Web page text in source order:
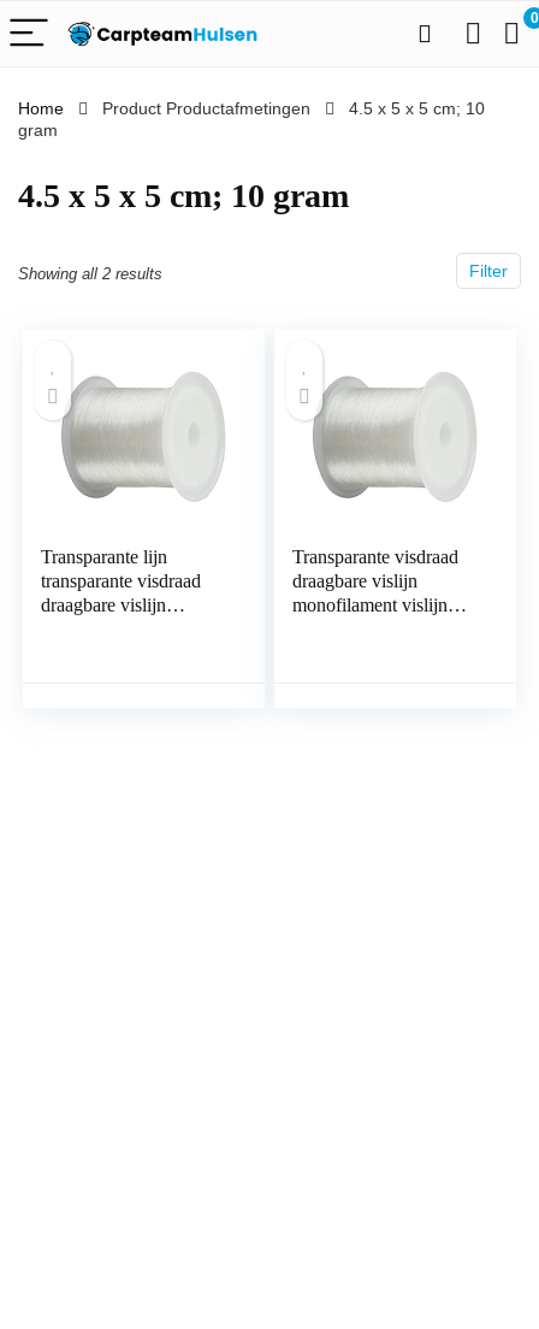
0
Home Product Productafmetingen
‎4.5 x 5 x 5 cm; 10
gram
‎4.5 x 5 x 5 cm; 10 gram
Filter
Showing all 2 results
Transparante lijn
transparante visdraad
draagbare vislijn
Transparante visdraad
draagbare vislijn
monofilament vislijn